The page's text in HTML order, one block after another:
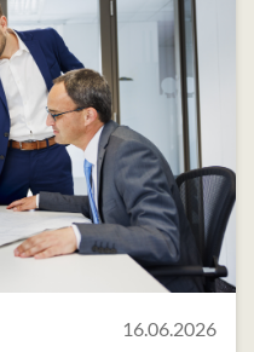
16.06.2026